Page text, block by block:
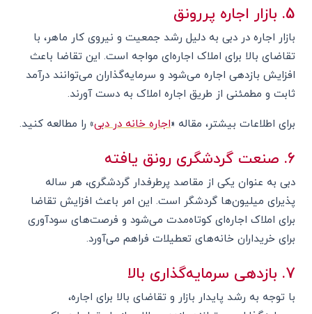
5. بازار اجاره پررونق
بازار اجاره در دبی به دلیل رشد جمعیت و نیروی کار ماهر، با
تقاضای بالا برای املاک اجاره‌ای مواجه است. این تقاضا باعث
افزایش بازدهی اجاره می‌شود و سرمایه‌گذاران می‌توانند درآمد
ثابت و مطمئنی از طریق اجاره املاک به دست آورند.
برای اطلاعات بیشتر، مقاله «اجاره خانه در دبی» را مطالعه کنید.
6. صنعت گردشگری رونق یافته
دبی به عنوان یکی از مقاصد پرطرفدار گردشگری، هر ساله
پذیرای میلیون‌ها گردشگر است. این امر باعث افزایش تقاضا
برای املاک اجاره‌ای کوتاه‌مدت می‌شود و فرصت‌های سودآوری
برای خریداران خانه‌های تعطیلات فراهم می‌آورد.
7. بازدهی سرمایه‌گذاری بالا
با توجه به رشد پایدار بازار و تقاضای بالا برای اجاره،